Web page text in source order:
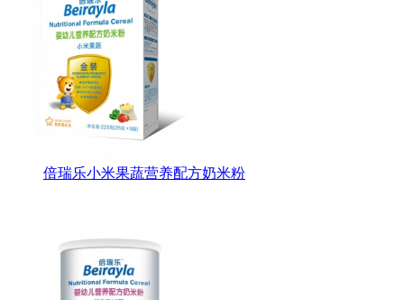
倍瑞乐小米果蔬营养配方奶米粉